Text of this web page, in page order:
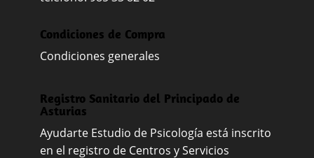
Condiciones de Compra
Condiciones generales
Registro Sanitario del Principado de
Asturias
Ayudarte Estudio de Psicología está inscrito
en el registro de Centros y Servicios